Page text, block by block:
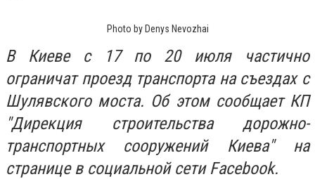
Photo by Denys Nevozhai
В Киеве с 17 по 20 июля частично
ограничат проезд транспорта на съездах с
Шулявского моста. Об этом сообщает КП
"Дирекция строительства дорожно-
транспортных сооружений Киева" на
странице в социальной сети Facebook.